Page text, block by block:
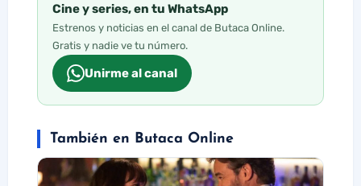
Cine y series, en tu WhatsApp
Estrenos y noticias en el canal de Butaca Online.
Gratis y nadie ve tu número.
Unirme al canal
También en Butaca Online